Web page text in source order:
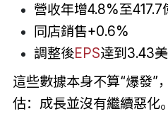
營收年增4.8%至417.7
同店銷售+0.6%
調整後EPS達到3.43
這些數據本身不算“爆發”
估：成長並沒有繼續惡化。